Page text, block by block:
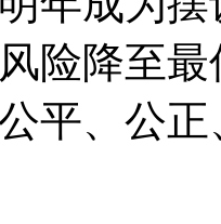
险降至
平、公